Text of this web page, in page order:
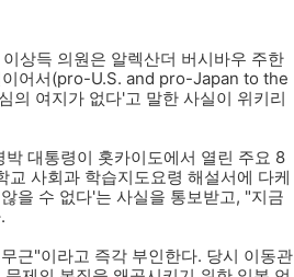
상득 의원은 알렉산더 버시바우 주한
이어서(pro-U.S. and pro-Japan to the
의 여지가 없다'고 말한 사실이 위키리
대통령이 홋카이도에서 열린 주요 8
사회과 학습지도요령 해설서에 다케
을 수 없다'는 사실을 통보받고, "지금
근"이라고 즉각 부인한다. 당시 이동관